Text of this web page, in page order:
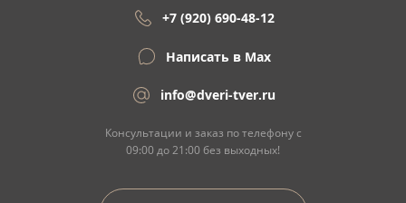
+7 (920) 690-48-12
Написать в Max
info@dveri-tver.ru
Консультации и заказ по телефону с
09:00 до 21:00 без выходных!